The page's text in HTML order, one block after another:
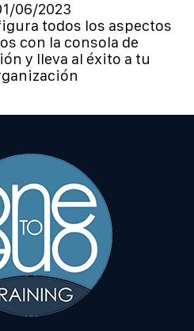
06/2023
todos los aspectos
con la consola de
y lleva al éxito a tu